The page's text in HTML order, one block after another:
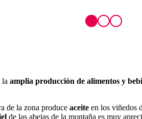
la amplia producción de alimentos y
de la zona produce aceite en los viñedos
de las abejas de la montaña es muy